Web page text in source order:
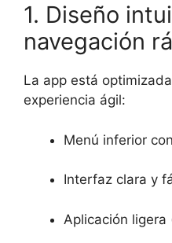
1. Diseño
navegación
La app está
experiencia ágil:
Menú inferior
Interfaz clara y
Aplicación ligera